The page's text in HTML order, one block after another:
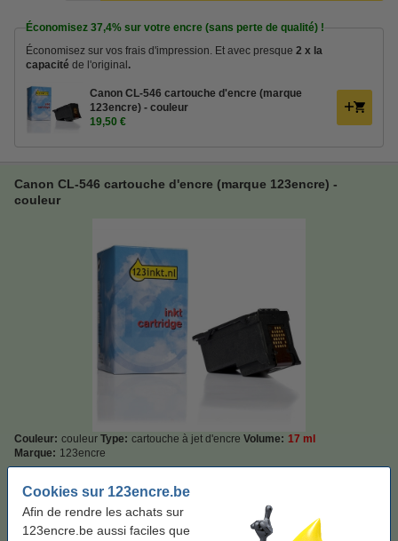
Cookies sur 123encre.be
Afin de rendre les achats sur
123encre.be aussi faciles que
Économisez 37,4% sur votre encre (sans perte de qualité) !
Économisez sur vos frais d'impression. Et avec presque 2 x la
capacité de l'original .
Canon CL-546 cartouche d'encre (marque
123encre) - couleur
19,50 €
Canon CL-546 cartouche d'encre (marque 123encre) -
couleur
Couleur: couleur Type: cartouche à jet d'encre Volume: 17 ml
Marque: 123encre
Capacité: Standard
Standard XL